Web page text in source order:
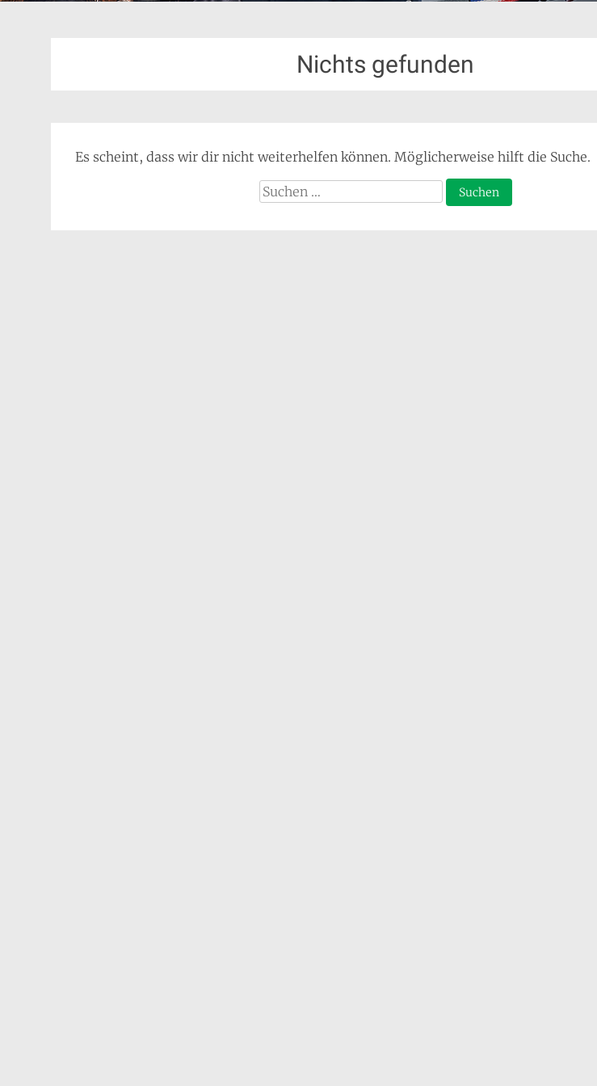
Nichts gefunden
Es scheint, dass wir dir nicht weiterhelfen können. Möglicherweise hilft die Suche.
Suche
nach: